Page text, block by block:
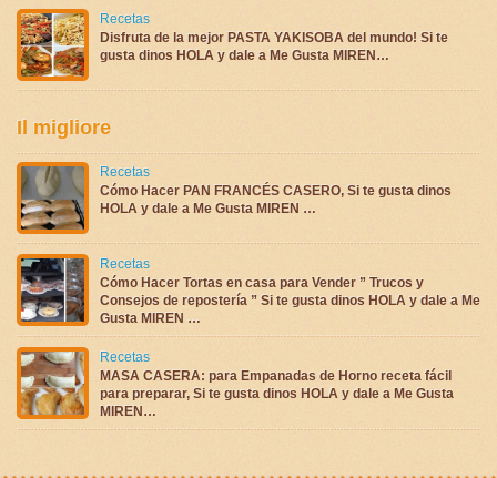
Recetas
Disfruta de la mejor PASTA YAKISOBA del mundo! Si te
gusta dinos HOLA y dale a Me Gusta MIREN…
Il migliore
Recetas
Cómo Hacer PAN FRANCÉS CASERO, Si te gusta dinos
HOLA y dale a Me Gusta MIREN …
Recetas
Cómo Hacer Tortas en casa para Vender ” Trucos y
Consejos de repostería ” Si te gusta dinos HOLA y dale a Me
Gusta MIREN …
Recetas
MASA CASERA: para Empanadas de Horno receta fácil
para preparar, Si te gusta dinos HOLA y dale a Me Gusta
MIREN…